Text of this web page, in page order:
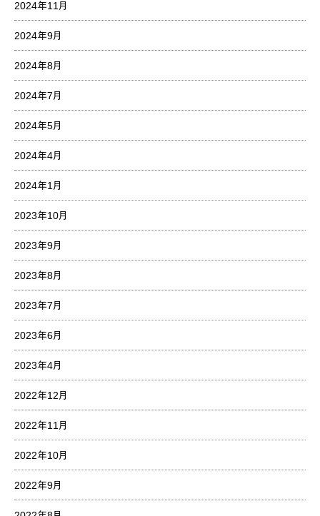
2024年11月
2024年9月
2024年8月
2024年7月
2024年5月
2024年4月
2024年1月
2023年10月
2023年9月
2023年8月
2023年7月
2023年6月
2023年4月
2022年12月
2022年11月
2022年10月
2022年9月